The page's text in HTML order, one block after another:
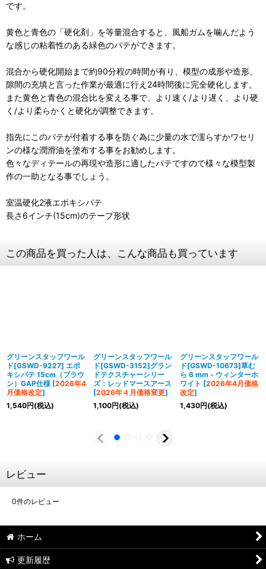
です。
黄色と青色の「硬化剤」を等量混合すると、風船ガムを噛んだよう
な感じの粘着性のある緑色のパテができます。
混合から硬化開始まで約90分程の時間が有り、模型の成形や造形、
隙間の充填と言った作業が最適に行え24時間後に完全硬化します。
また黄色と青色の混合比を変える事で、より速く/より遅く、より硬
く/より柔らかくと硬化が調整できます。
指先にこのパテが付着する事を防ぐ為に少量の水で濡らすかワセリ
ンの様な潤滑油を塗布する事をお勧めします。
色々なディテールの再現や造形に適したパテですので様々な模型製
作の一助となる事でしょう。
室温硬化2液エポキシパテ
長さ6インチ(15cm)のテープ形状
この商品を買った人は、こんな商品も買っています
グリーンスタッフワール
ド[GSWD-9227] エポ
キシパテ 15cm（ブラウ
ン）GAP仕様 [2026年4
月価格改定]
1,540円(税込)
グリーンスタッフワール
ド[GSWD-3152]グラン
ドテクスチャーシリー
ズ：レッドマースアース
[2026年４月価格変更]
1,100円(税込)
グリーンスタッフワール
ド[GSWD-10673]草む
ら 6 mm - ウィンターホ
ワイト [2026年4月価格
改定]
1,430円(税込)
レビュー
0件のレビュー
ホーム
更新履歴